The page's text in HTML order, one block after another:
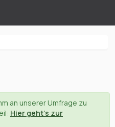
an unserer Umfrage zu
Hier geht's zur